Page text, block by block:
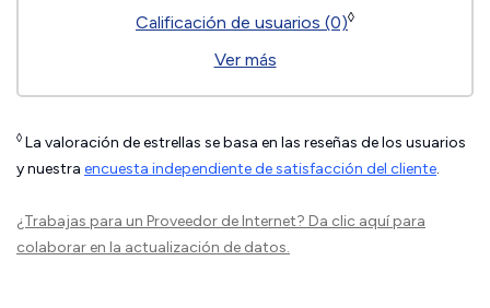
Calificación de usuarios (0)◊
Ver más
◊ La valoración de estrellas se basa en las reseñas de los usuarios
y nuestra encuesta independiente de satisfacción del cliente.
¿Trabajas para un Proveedor de Internet? Da clic aquípara
colaborar en la actualización de datos.